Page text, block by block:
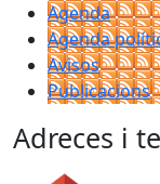
Agenda
Agenda
Avisos
Publicacions
Adreces i